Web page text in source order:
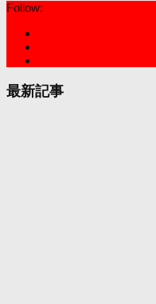
Follow:
最新記事